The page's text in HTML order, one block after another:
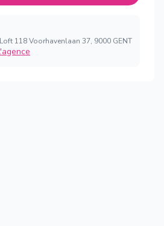
118 Voorhavenlaan 37, 9000 GENT